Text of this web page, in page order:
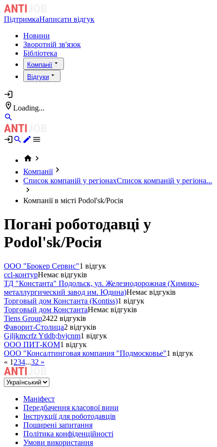
ПідтримкаНаписати відгук
Новини
Зворотній зв'язок
Бібліотека
Компанії
Відгуки
Loading...
Компанії
Список компаній у регіонахСписок компаній у регіона...
Компанії в місті Podol'sk/Росія
Погані роботодавці у
Podol'sk/Росія
ООО "Брокер Сервис"1 відгук
ccl-контурНемає відгуків
ТД "Константа" Подольск, ул. Железнодорожная (Химико-
металлургический завод им. Юдина)Немає відгуків
Торговый дом Константа (Kontiss)1 відгук
Торговый дом КонстантаНемає відгуків
Tiens Group2422 відгуків
Фаворит-Столица2 відгуків
Gjljkmcrfz Ytldb;bvjcnm1 відгук
ООО ПИТ-КОМ1 відгук
ООО "Консалтинговая компания "Подмосковье"1 відгук
« 1 234...32 »
Маніфест
Передбачення класової вини
Інструкції для роботодавців
Поширені запитання
Політика конфіденційності
Умови використання